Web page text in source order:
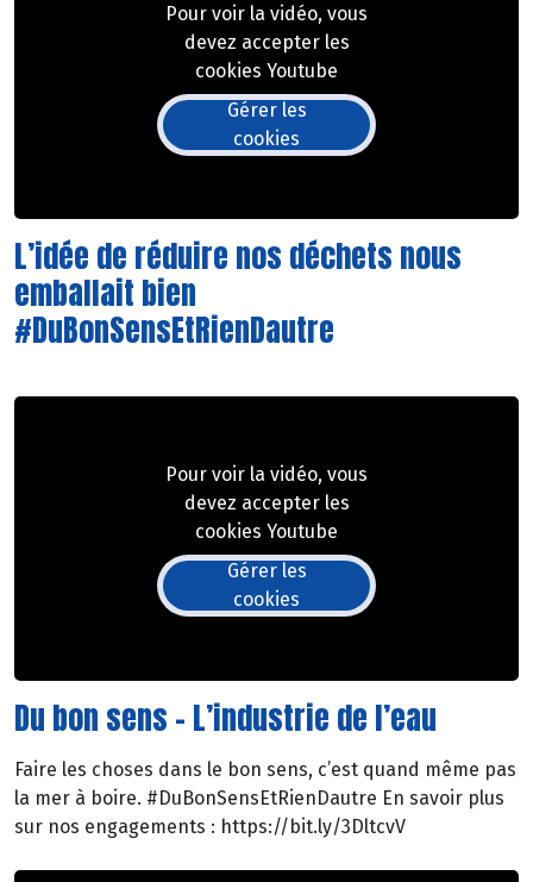
Pour voir la vidéo, vous
devez accepter les
cookies Youtube
Gérer les
cookies
L’idée de réduire nos déchets nous
emballait bien
#DuBonSensEtRienDautre
Pour voir la vidéo, vous
devez accepter les
cookies Youtube
Gérer les
cookies
Du bon sens - L’industrie de l’eau
Faire les choses dans le bon sens, c’est quand même pas
la mer à boire. #DuBonSensEtRienDautre En savoir plus
sur nos engagements : https://bit.ly/3DltcvV